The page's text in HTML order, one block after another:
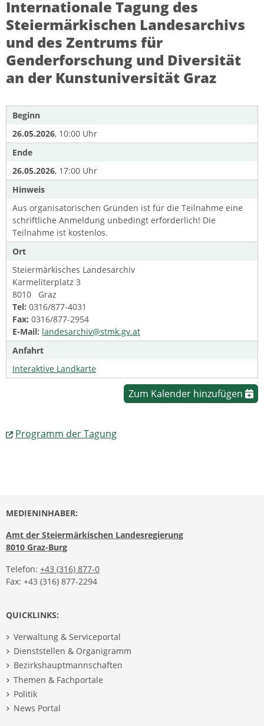
Internationale Tagung des
Steiermärkischen Landesarchivs
und des Zentrums für
Genderforschung und Diversität
an der Kunstuniversität Graz
Beginn
26.05.2026, 10:00 Uhr
Ende
26.05.2026, 17:00 Uhr
Hinweis
Aus organisatorischen Gründen ist für die Teilnahme eine
schriftliche Anmeldung unbedingt erforderlich! Die
Teilnahme ist kostenlos.
Ort
Steiermärkisches Landesarchiv
Karmeliterplatz 3
8010 Graz
Tel: 0316/877-4031
Fax: 0316/877-2954
E-Mail: landesarchiv@stmk.gv.at
Anfahrt
Interaktive Landkarte
Zum Kalender hinzufügen
Programm der Tagung
MEDIENINHABER:
Amt der Steiermärkischen Landesregierung
8010 Graz-Burg
Telefon: +43 (316) 877-0
Fax: +43 (316) 877-2294
QUICKLINKS:
Verwaltung & Serviceportal
Dienststellen & Organigramm
Bezirkshauptmannschaften
Themen & Fachportale
Politik
News Portal